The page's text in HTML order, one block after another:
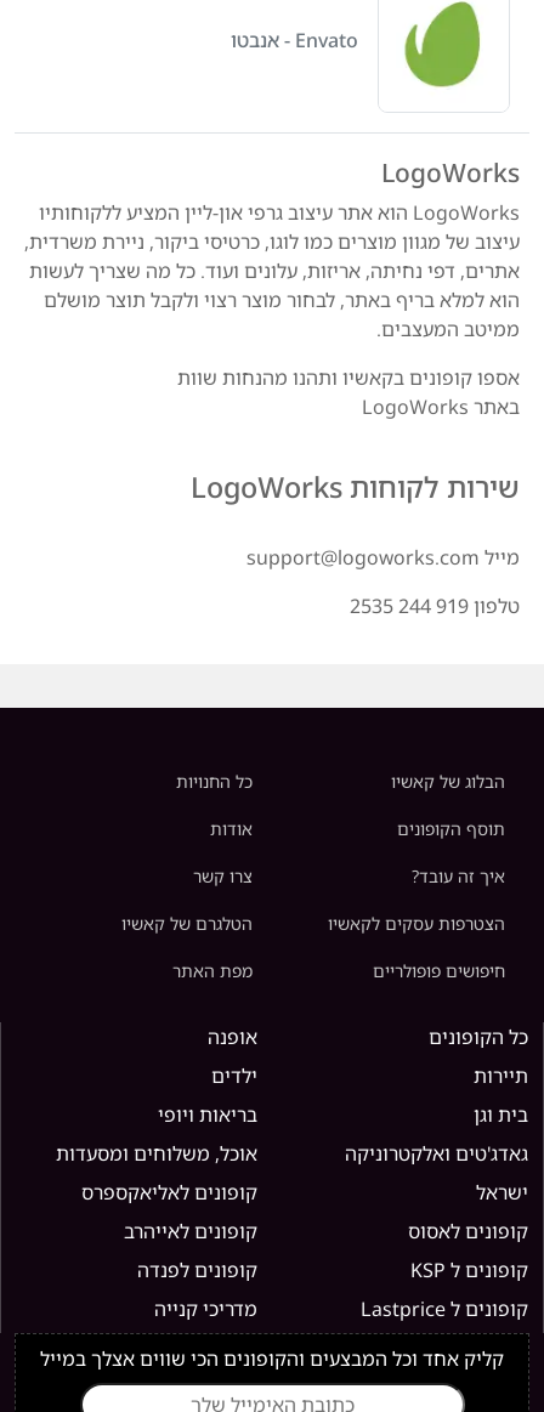
Envato - אנבטו
LogoWorks
LogoWorks הוא אתר עיצוב גרפי און-ליין המציע ללקוחותיו
עיצוב של מגוון מוצרים כמו לוגו, כרטיסי ביקור, ניירת משרדית,
אתרים, דפי נחיתה, אריזות, עלונים ועוד. כל מה שצריך לעשות
הוא למלא בריף באתר, לבחור מוצר רצוי ולקבל תוצר מושלם
ממיטב המעצבים.
אספו קופונים בקאשיו ותהנו מהנחות שוות
באתר LogoWorks
שירות לקוחות LogoWorks
מייל support@logoworks.com
טלפון 919 244 2535
הבלוג של קאשיו כל החנויות
תוסף הקופונים אודות
איך זה עובד? צרו קשר
הצטרפות עסקים לקאשיו הטלגרם של קאשיו
חיפושים פופולריים מפת האתר
כל הקופונים
אופנה
תיירות
ילדים
בית וגן
בריאות ויופי
גאדג'טים ואלקטרוניקה
אוכל, משלוחים ומסעדות
ישראל
קופונים לאליאקספרס
קופונים לאסוס
קופונים לאייהרב
קופונים ל KSP
קופונים לפנדה
קופונים ל Lastprice
מדריכי קנייה
קליק אחד וכל המבצעים והקופונים הכי שווים אצלך במייל